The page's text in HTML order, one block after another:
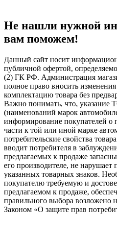
Не нашли нужной
вам поможем!
Данный сайт носит
публичной офертой,
(2) ГК РФ. Администрация
полное право вносить
комплектацию товара без
Важно понимать, что,
(наименований марок
информирование покупателей о
части к той или иной марке
потребительские свойства
вводит потребителя в
предлагаемых к продаже
его производителе, не нарушает
указанных товарных знаков.
покупателю требуемую и
предлагаемом к продаже,
правильного выбора возложено
Законом «О защите прав